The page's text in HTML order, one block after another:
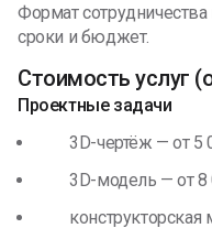
Формат сотрудничества
сроки и бюджет.
Стоимость услуг
Проектные задачи
3D-чертёж — от 5
3D-модель — от 8
конструкторская